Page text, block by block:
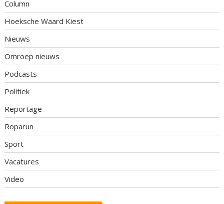
Column
Hoeksche Waard Kiest
Nieuws
Omroep nieuws
Podcasts
Politiek
Reportage
Roparun
Sport
Vacatures
Video